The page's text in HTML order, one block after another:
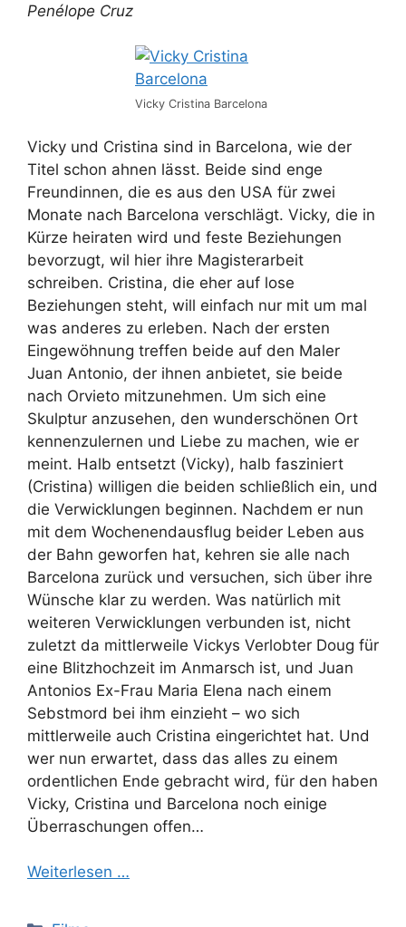
Penélope Cruz
Vicky Cristina Barcelona
Vicky und Cristina sind in Barcelona, wie der
Titel schon ahnen lässt. Beide sind enge
Freundinnen, die es aus den USA für zwei
Monate nach Barcelona verschlägt. Vicky, die in
Kürze heiraten wird und feste Beziehungen
bevorzugt, wil hier ihre Magisterarbeit
schreiben. Cristina, die eher auf lose
Beziehungen steht, will einfach nur mit um mal
was anderes zu erleben. Nach der ersten
Eingewöhnung treffen beide auf den Maler
Juan Antonio, der ihnen anbietet, sie beide
nach Orvieto mitzunehmen. Um sich eine
Skulptur anzusehen, den wunderschönen Ort
kennenzulernen und Liebe zu machen, wie er
meint. Halb entsetzt (Vicky), halb fasziniert
(Cristina) willigen die beiden schließlich ein, und
die Verwicklungen beginnen. Nachdem er nun
mit dem Wochenendausflug beider Leben aus
der Bahn geworfen hat, kehren sie alle nach
Barcelona zurück und versuchen, sich über ihre
Wünsche klar zu werden. Was natürlich mit
weiteren Verwicklungen verbunden ist, nicht
zuletzt da mittlerweile Vickys Verlobter Doug für
eine Blitzhochzeit im Anmarsch ist, und Juan
Antonios Ex-Frau Maria Elena nach einem
Sebstmord bei ihm einzieht – wo sich
mittlerweile auch Cristina eingerichtet hat. Und
wer nun erwartet, dass das alles zu einem
ordentlichen Ende gebracht wird, für den haben
Vicky, Cristina und Barcelona noch einige
Überraschungen offen…
Weiterlesen …